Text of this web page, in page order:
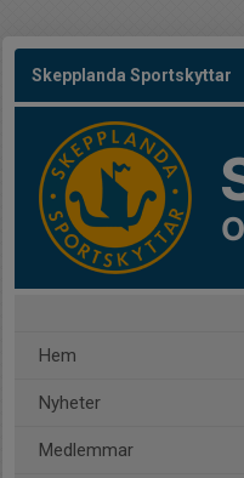
Skepplanda Sportskyttar
Hem
Nyheter
Medlemmar